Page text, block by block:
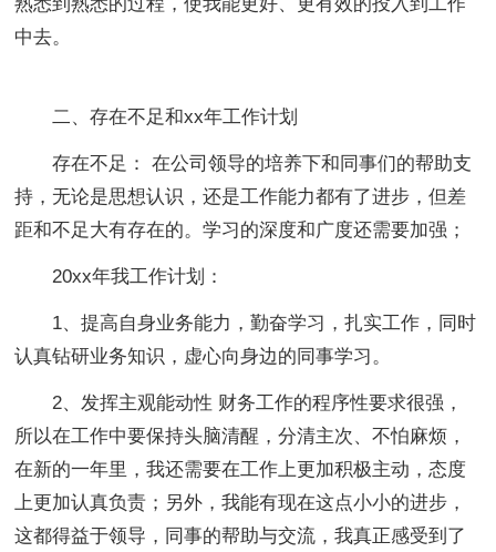
中去。
二、存在不足和xx年工作计划
存在不足： 在公司领导的培养下和同事们的帮助支
持，无论是思想认识，还是工作能力都有了进步，但差
距和不足大有存在的。学习的深度和广度还需要加强；
20xx年我工作计划：
1、提高自身业务能力，勤奋学习，扎实工作，同时
认真钻研业务知识，虚心向身边的同事学习。
2、发挥主观能动性 财务工作的程序性要求很强，
所以在工作中要保持头脑清醒，分清主次、不怕麻烦，
在新的一年里，我还需要在工作上更加积极主动，态度
上更加认真负责；另外，我能有现在这点小小的进步，
这都得益于领导，同事的帮助与交流，我真正感受到了